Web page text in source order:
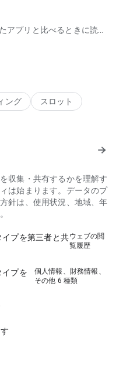
プリと比べるときに読み
印象が強いです。
ング
スロット
収集・共有するかを理解す
は始まります。データのプ
針は、使用状況、地域、年
プを第三者と共ウェブの閲
覧履歴
イプを
個人情報、財務情報、
その他 6 種類